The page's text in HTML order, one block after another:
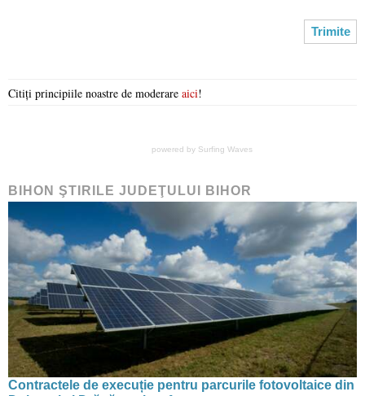
Citiți principiile noastre de moderare aici!
powered by Surfing Waves
BIHON ŞTIRILE JUDEŢULUI BIHOR
Contractele de execuție pentru parcurile fotovoltaice din